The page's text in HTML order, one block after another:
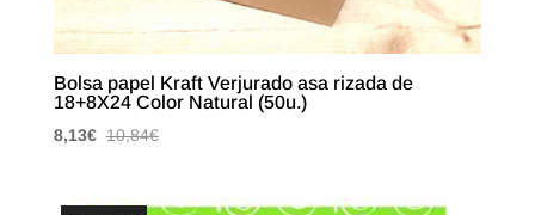
Bolsa papel Kraft Verjurado asa rizada de
18+8X24 Color Natural (50u.)
8,13€ 10,84€